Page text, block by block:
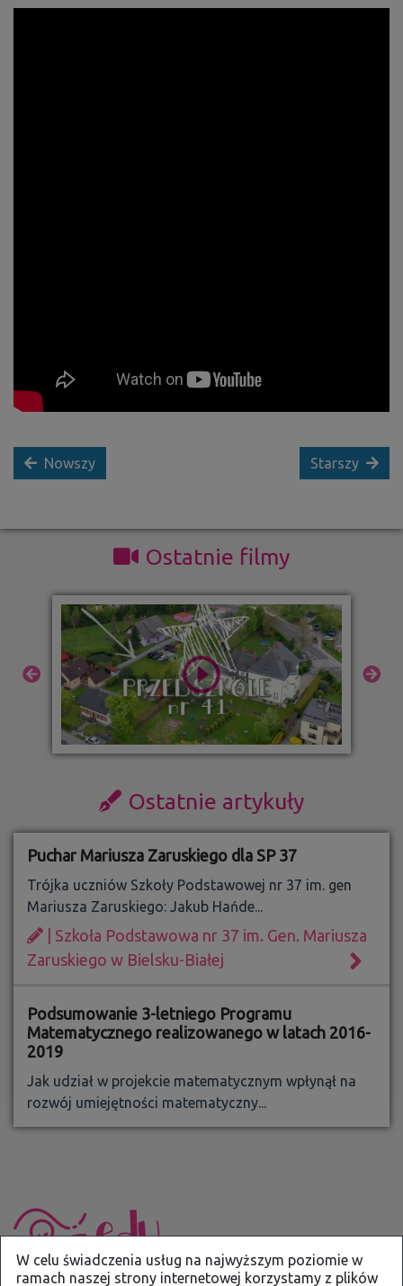
W celu świadczenia usług na najwyższym poziomie w
ramach naszej strony internetowej korzystamy z plików
Nowszy Starszy
Ostatnie filmy
Ostatnie artykuły
Puchar Mariusza Zaruskiego dla SP 37
Trójka uczniów Szkoły Podstawowej nr 37 im. gen
Mariusza Zaruskiego: Jakub Hańde...
| Szkoła Podstawowa nr 37 im. Gen. Mariusza
Zaruskiego w Bielsku-Białej
Podsumowanie 3-letniego Programu
Matematycznego realizowanego w latach 2016-
2019
Jak udział w projekcie matematycznym wpłynął na
rozwój umiejętności matematyczny...